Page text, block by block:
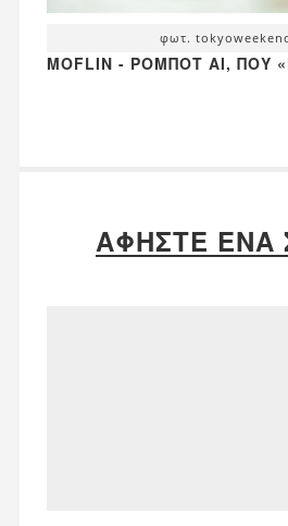
φωτ.
MOFLIN - ΡΟΜΠΌΤ AI, ΠΟΥ
ΑΦΉΣΤΕ ΈΝΑ